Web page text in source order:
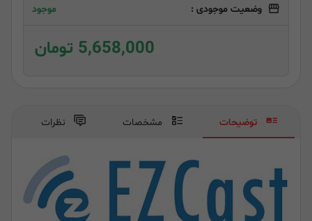
وضعیت موجودی : موجود
5,658,000 تومان